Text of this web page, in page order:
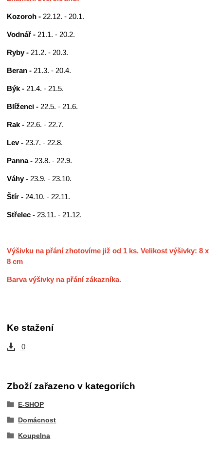
Kozoroh - 22.12. - 20.1.
Vodnář - 21.1. - 20.2.
Ryby - 21.2. - 20.3.
Beran - 21.3. - 20.4.
Býk - 21.4. - 21.5.
Blíženci - 22.5. - 21.6.
Rak - 22.6. - 22.7.
Lev - 23.7. - 22.8.
Panna - 23.8. - 22.9.
Váhy - 23.9. - 23.10.
Štír - 24.10. - 22.11.
Střelec - 23.11. - 21.12.
Výšivku na přání zhotovíme již od 1 ks. Velikost výšivky: 8 x
8 cm
Barva výšivky na přání zákazníka.
Ke stažení
0
Zboží zařazeno v kategoriích
E-SHOP
Domácnost
Koupelna